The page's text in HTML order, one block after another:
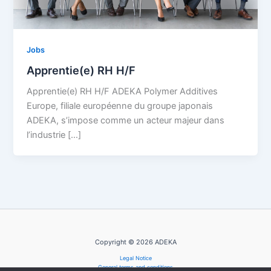
Jobs
Apprentie(e) RH H/F
Apprentie(e) RH H/F ADEKA Polymer Additives
Europe, filiale européenne du groupe japonais
ADEKA, s’impose comme un acteur majeur dans
l’industrie […]
Copyright © 2026 ADEKA
Legal Notice
General terms and conditions